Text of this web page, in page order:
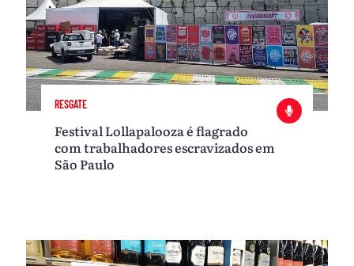
RESGATE
Festival Lollapalooza é flagrado
com trabalhadores escravizados em
São Paulo